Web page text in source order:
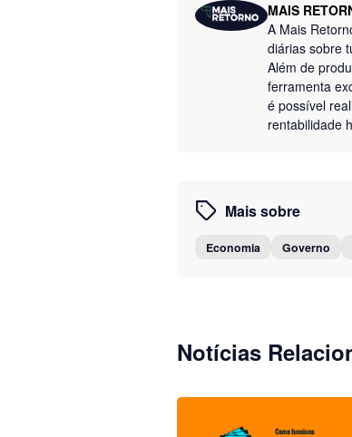
MAIS
A Mais
diárias sobre
Além de
ferramenta
é possível
rentabilidade
Mais sobre
Economia Governo
Notícias